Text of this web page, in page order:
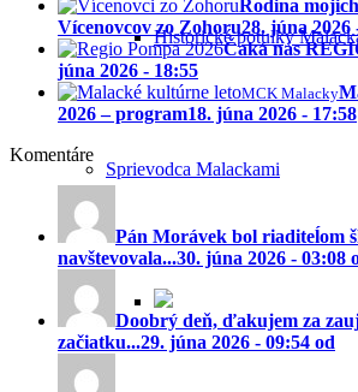
Historické potulky
Sprievodca Malackami
Rodina
Vícenovcov zo Zohoru28. júna 2026
Čaká nás
júna 2026 - 18:55
MCK Malacky
2026 – program18. júna 2026 - 17:58
Komentáre
Pán Morávek bol riaditeĺom
navštevovala...30. júna 2026 - 03:08
Doobrý deň, ďakujem za
začiatku...29. júna 2026 - 09:54 od